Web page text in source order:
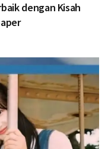
dengan Kisah